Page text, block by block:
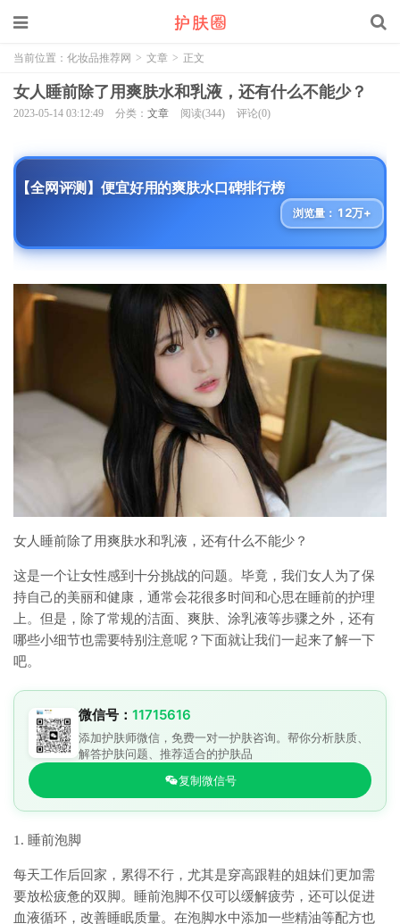
当前位置： 化妆品推荐网 > 文章 > 正文
女人睡前除了用爽肤水和乳液，还有什么不能少？
2023-05-14 03:12:49 分类： 文章 阅读(344) 评论(0)
【全网评测】便宜好用的爽肤水口碑排行榜
浏览量： 12万+
女人睡前除了用爽肤水和乳液，还有什么不能少？
这是一个让女性感到十分挑战的问题。毕竟，我们女人为了保
持自己的美丽和健康，通常会花很多时间和心思在睡前的护理
上。但是，除了常规的洁面、爽肤、涂乳液等步骤之外，还有
哪些小细节也需要特别注意呢？下面就让我们一起来了解一下
吧。
微信号： 11715616
添加护肤师微信，免费一对一护肤咨询。帮你分析肤质、
解答护肤问题、推荐适合的护肤品
复制微信号
1. 睡前泡脚
每天工作后回家，累得不行，尤其是穿高跟鞋的姐妹们更加需
要放松疲惫的双脚。睡前泡脚不仅可以缓解疲劳，还可以促进
血液循环，改善睡眠质量。在泡脚水中添加一些精油等配方也